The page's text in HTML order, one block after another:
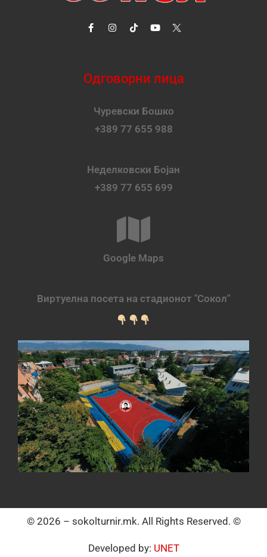
Одговорни лица
Чуревски Бошко
+389 77 655 988
Неделковски Бојан
+389 77 655 699
Google Maps
Виртуелна посета на стадионот "Сокол"
© 2026 – sokolturnir.mk. All Rights Reserved. ©
Developed by: UNET